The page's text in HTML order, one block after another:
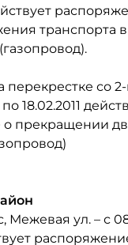
транспорта
перекрестке со
по 18.02.2011
о прекращении
Межевая ул. – с